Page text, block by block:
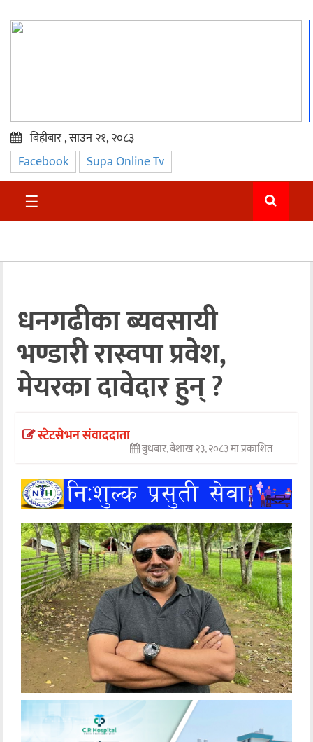
प्रमुख
समाचार
सुदुर
अन्तराष्ट्रिय
अन्तर्वार्ता
अर्थ
खेलकुद
मनोरञ्जन
बिहीबार , साउन २१, २०८३
Facebook Supa Online Tv
☰
धनगढीका ब्यवसायी
भण्डारी रास्वपा प्रवेश,
मेयरका दावेदार हुन् ?
स्टेटसेभन संवाददाता
बुधबार, बैशाख २३, २०८३ मा प्रकाशित